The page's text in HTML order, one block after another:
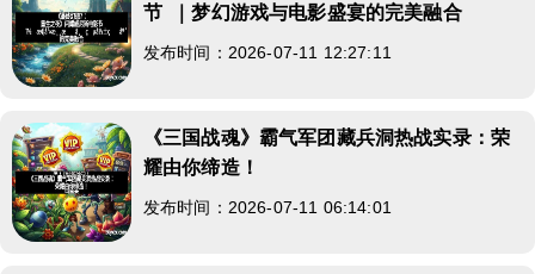
节 ｜梦幻游戏与电影盛宴的完美融合
发布时间：2026-07-11 12:27:11
《三国战魂》霸气军团藏兵洞热战实录：荣
耀由你缔造！
发布时间：2026-07-11 06:14:01